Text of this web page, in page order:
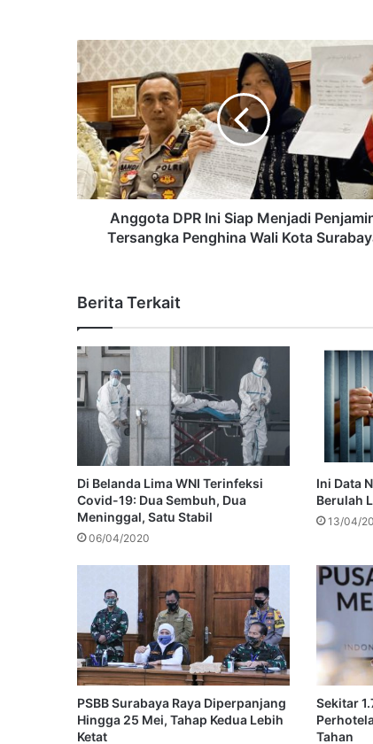
Anggota DPR Ini Siap Menjadi
Tersangka Penghina Wali Kota
Berita Terkait
Di Belanda Lima WNI Terinfeksi
Covid-19: Dua Sembuh, Dua
Meninggal, Satu Stabil
06/04/2020
Ini Data
Berulah
13/04/
PSBB Surabaya Raya Diperpanjang
Hingga 25 Mei, Tahap Kedua Lebih
Ketat
Sekitar
Tahan